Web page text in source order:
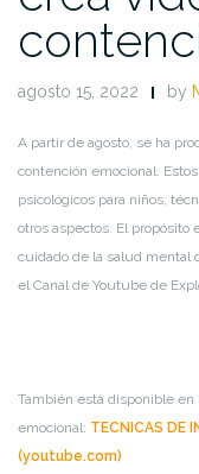
agosto 15, 2022 by
A partir de agosto, se ha
contención emocional.
psicológicos para niños,
otros aspectos. El propósito
cuidado de la salud mental
el Canal de Youtube de
También está disponible en
emocional: TECNICAS DE
(youtube.com)